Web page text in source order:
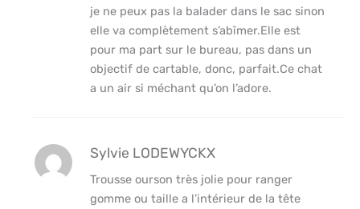
je ne peux pas la balader dans le sac sinon
elle va complètement s’abîmer.Elle est
pour ma part sur le bureau, pas dans un
objectif de cartable, donc, parfait.Ce chat
a un air si méchant qu’on l’adore.
Sylvie LODEWYCKX
Trousse ourson très jolie pour ranger
gomme ou taille a l’intérieur de la tête